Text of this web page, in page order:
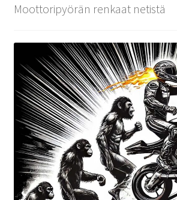
Moottoripyörän renkaat netistä